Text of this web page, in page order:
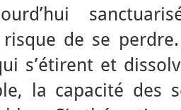
de se
s’étirent et
la capacité des